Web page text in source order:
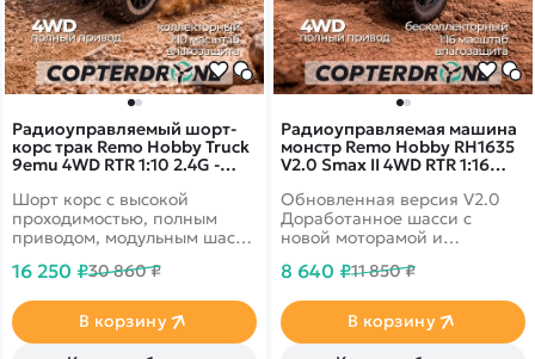
Радиоуправляемая машина
монстр Remo Hobby RH1635
V2.0 Smax II 4WD RTR 1:16
Обновленная версия V2.0
Доработанное шасси с
новой моторамой и
влагозащита - для заездов в
полный привод 4wd,
масштаб 1:16
8 640 ₽11 850 ₽
В корзину
Радиоуправляемый шорт-
корс трак Remo Hobby Truck
9emu 4WD RTR 1:10 2.4G -
Шорт корс с высокой
проходимостью, полным
приводом, модульным шасси
электроники
16 250 ₽30 860 ₽
В корзину